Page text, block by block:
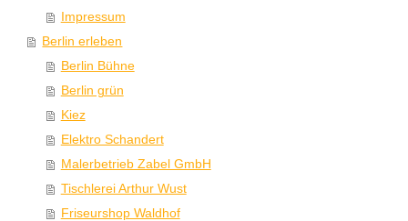
Impressum
Berlin erleben
Berlin Bühne
Berlin grün
Kiez
Elektro Schandert
Malerbetrieb Zabel GmbH
Tischlerei Arthur Wust
Friseurshop Waldhof